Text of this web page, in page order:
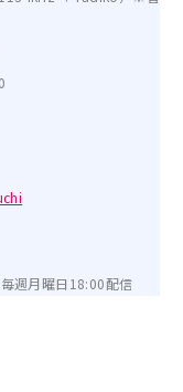
週月曜日18:00配信